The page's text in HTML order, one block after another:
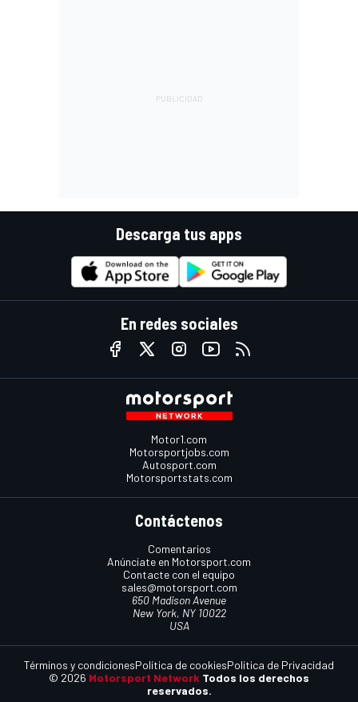
Descarga tus apps
En redes sociales
Motor1.com
Motorsportjobs.com
Autosport.com
Motorsportstats.com
Contáctenos
Comentarios
Anúnciate en Motorsport.com
Contacte con el equipo
sales@motorsport.com
650 Madison Avenue
New York, NY 10022
USA
© 2026 Motorsport Network Todos los derechos
reservados.
Términos y condicionesPolítica de cookiesPolítica de Privacidad